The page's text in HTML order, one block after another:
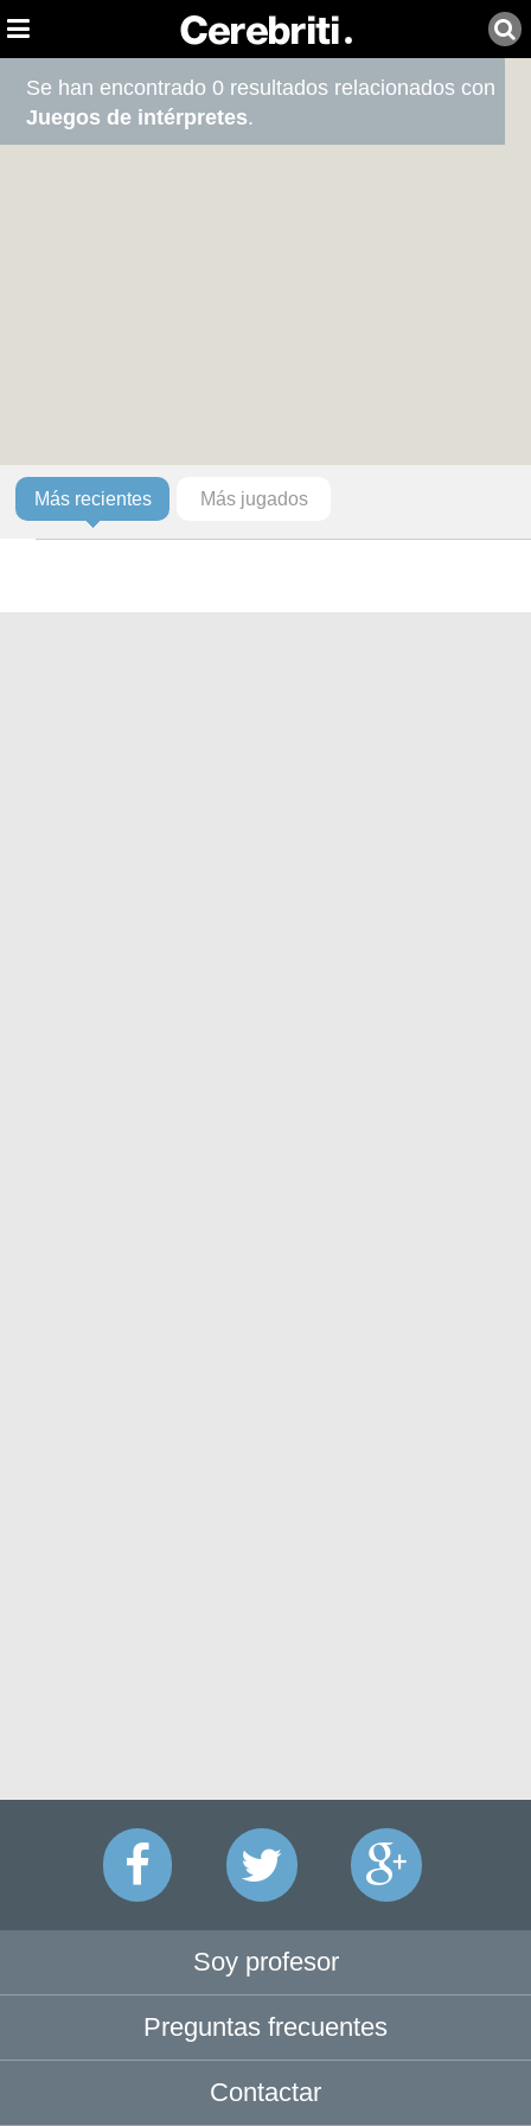
Se han encontrado 0 resultados relacionados con
Juegos de intérpretes.
Más recientes Más jugados
Soy profesor
Preguntas frecuentes
Contactar